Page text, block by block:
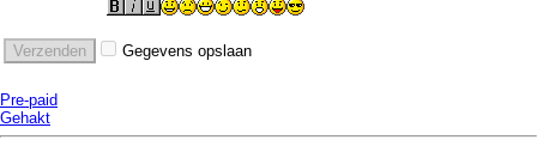
Gegevens opslaan
Pre-paid
Gehakt